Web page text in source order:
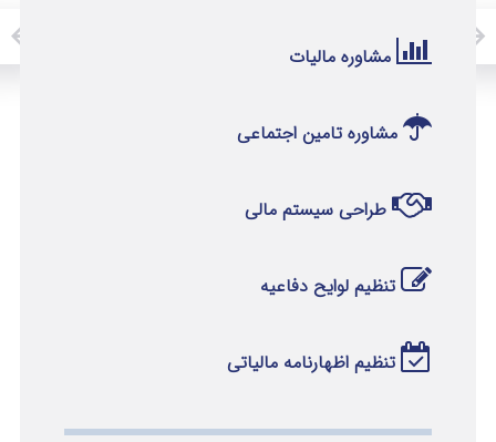
مشاوره مالیات
مشاوره تامین اجتماعی
طراحی سیستم مالی
تنظیم لوایح دفاعیه
تنظیم اظهارنامه مالیاتی